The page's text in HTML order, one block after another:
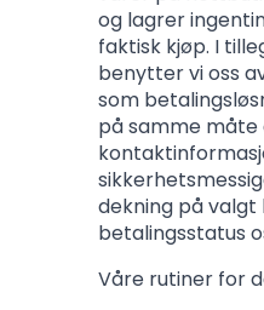
og lagrer
faktisk kjøp. I
benytter vi oss
som
på samme måte
dekning på
betalingsstatus
Våre rutiner for